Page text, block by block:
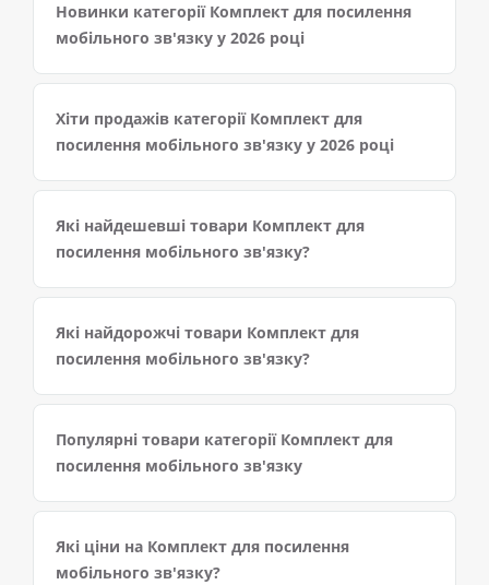
Новинки категорії Комплект для посилення
мобільного зв'язку у 2026 році
Хіти продажів категорії Комплект для
посилення мобільного зв'язку у 2026 році
Які найдешевші товари Комплект для
посилення мобільного зв'язку?
Які найдорожчі товари Комплект для
посилення мобільного зв'язку?
Популярні товари категорії Комплект для
посилення мобільного зв'язку
Які ціни на Комплект для посилення
мобільного зв'язку?